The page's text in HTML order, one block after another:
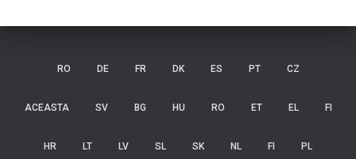
RO DE FR DK ES PT CZ
ACEASTA SV BG HU RO ET EL FI
HR LT LV SL SK NL FI PL